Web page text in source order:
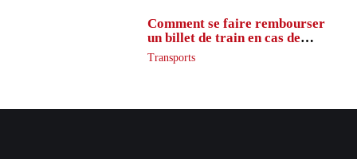
Comment se faire rembourser
un billet de train en cas de
retard ?
Transports